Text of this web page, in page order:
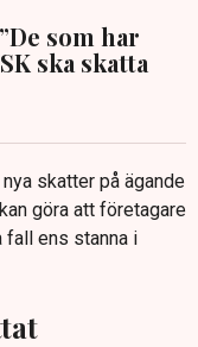
som har
ska skatta
skatter på ägande
göra att företagare
fall ens stanna i